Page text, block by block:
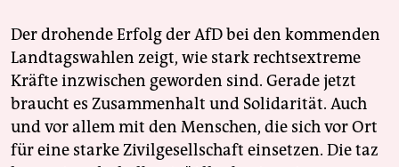
Der drohende Erfolg der AfD bei den kommenden
Landtagswahlen zeigt, wie stark rechtsextreme
Kräfte inzwischen geworden sind. Gerade jetzt
braucht es Zusammenhalt und Solidarität. Auch
und vor allem mit den Menschen, die sich vor Ort
für eine starke Zivilgesellschaft einsetzen. Die taz